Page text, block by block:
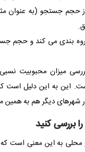
بندی می کند و حجم
میزان محبوبیت
این به این دلیل است
در شهرهای دیگر هم به
محلی به این معنی است